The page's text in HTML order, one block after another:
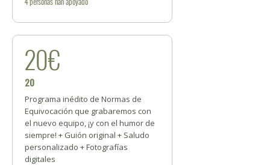
20€
20
Programa inédito de Normas de
Equivocación que grabaremos con
el nuevo equipo, ¡y con el humor de
siempre! + Guión original + Saludo
personalizado + Fotografías
digitales